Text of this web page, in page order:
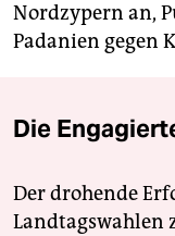
Nordzypern an,
Padanien gegen
Die
Der drohende
Landtagswahlen